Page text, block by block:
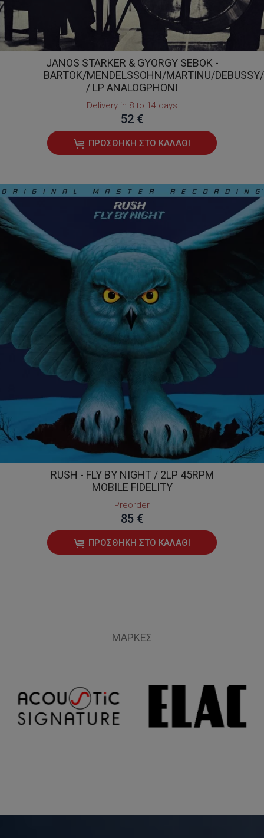
JANOS STARKER & GYORGY SEBOK -
BARTOK/MENDELSSOHN/MARTINU/
/ LP ANALOGPHONI
Delivery in 8 to 14 days
52 €
ΠΡΟΣΘΉΚΗ ΣΤΟ ΚΑΛΆΘΙ
RUSH - FLY BY NIGHT / 2LP 45RPM
MOBILE FIDELITY
Preorder
85 €
ΠΡΟΣΘΉΚΗ ΣΤΟ ΚΑΛΆΘΙ
ΜΆΡΚΕΣ